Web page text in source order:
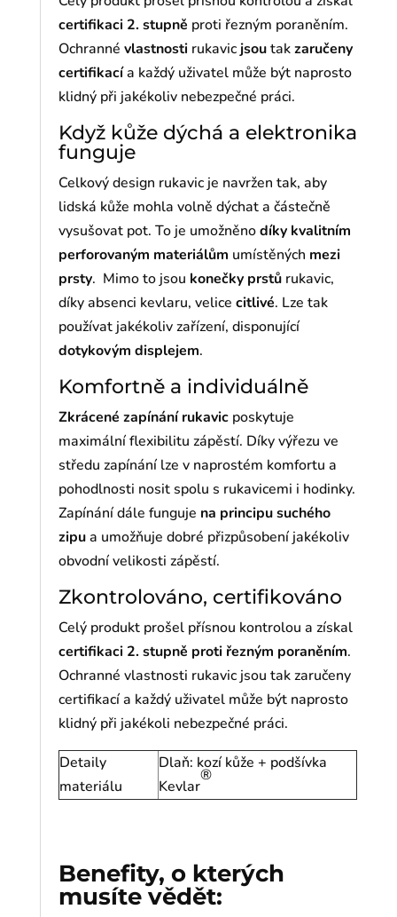
certifikaci 2. stupně proti řezným poraněním.
Ochranné vlastnosti rukavic jsoutakzaručeny
certifikacía každý uživatel může být naprosto
klidný při jakékoliv nebezpečné práci.
Když kůže dýchá a elektronika
funguje
Celkový design rukavic je navržen tak, aby
lidská kůže mohla volně dýchat a částečně
vysušovat pot. To je umožněnodíky kvalitním
perforovaným materiálům umístěných mezi
prsty. Mimo to jsou konečky prstů rukavic,
díky absenci kevlaru, velice citlivé. Lze tak
používat jakékoliv zařízení, disponující
dotykovým displejem.
Komfortně a individuálně
Zkrácené zapínání rukavic poskytuje
maximální flexibilitu zápěstí. Díky výřezu ve
středu zapínání lze v naprostém komfortu a
pohodlnosti nosit spolu s rukavicemi i hodinky.
Zapínání dále funguje na principu suchého
zipua umožňuje dobré přizpůsobení jakékoliv
obvodní velikosti zápěstí.
Zkontrolováno, certifikováno
Celý produkt prošel přísnou kontrolou a získal
certifikaci 2. stupně proti řezným poraněním.
Ochranné vlastnosti rukavic jsou tak zaručeny
certifikací a každý uživatel může být naprosto
klidný při jakékoli nebezpečné práci.
Detaily
materiálu
Dlaň: kozí kůže + podšívka
Kevlar
®
Benefity, o kterých
musíte vědět: